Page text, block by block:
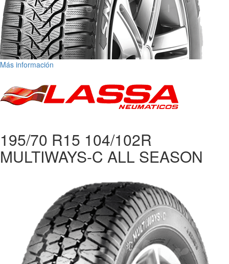
Más información
195/70 R15 104/102R
MULTIWAYS-C ALL SEASON